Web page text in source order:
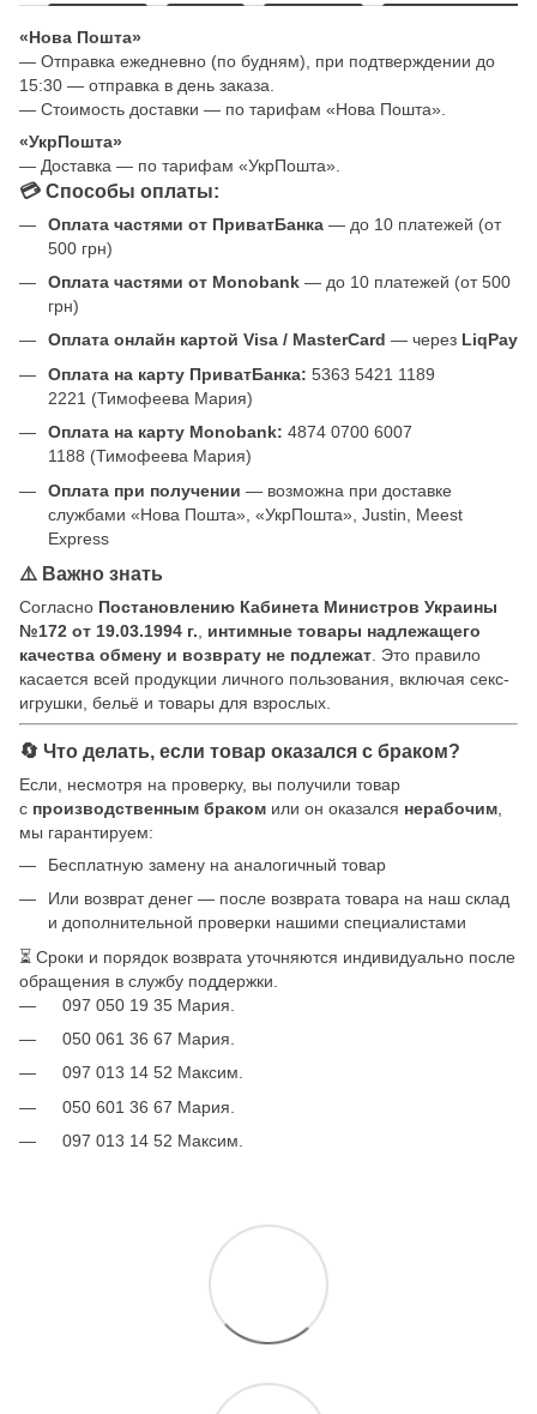
«Нова Пошта»
— Отправка ежедневно (по будням), при подтверждении до
15:30 — отправка в день заказа.
— Стоимость доставки — по тарифам «Нова Пошта».
«УкрПошта»
— Доставка — по тарифам «УкрПошта».
💳 Способы оплаты:
Оплата частями от ПриватБанка — до 10 платежей (от
500 грн)
Оплата частями от Monobank — до 10 платежей (от 500
грн)
Оплата онлайн картой Visa / MasterCard — через LiqPay
Оплата на карту ПриватБанка: 5363 5421 1189
2221 (Тимофеева Мария)
Оплата на карту Monobank: 4874 0700 6007
1188 (Тимофеева Мария)
Оплата при получении — возможна при доставке
службами «Нова Пошта», «УкрПошта», Justin, Meest
Express
⚠️ Важно знать
Согласно Постановлению Кабинета Министров Украины
№172 от 19.03.1994 г.
интимные товары надлежащего
качества обмену и возврату не подлежат . Это правило
касается всей продукции личного пользования, включая секс-
игрушки, бельё и товары для взрослых.
🔄 Что делать, если товар оказался с браком?
Если, несмотря на проверку, вы получили товар
с производственным браком или он оказался нерабочим
мы гарантируем:
Бесплатную замену на аналогичный товар
Или возврат денег — после возврата товара на наш склад
и дополнительной проверки нашими специалистами
⏳ Сроки и порядок возврата уточняются индивидуально после
обращения в службу поддержки.
097 050 19 35 Мария.
050 061 36 67 Мария.
097 013 14 52 Максим.
050 601 36 67 Мария.
097 013 14 52 Максим.